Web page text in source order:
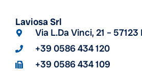
Laviosa Srl
Via L.Da Vinci, 21 –
+39 0586 434 120
+39 0586 434 109